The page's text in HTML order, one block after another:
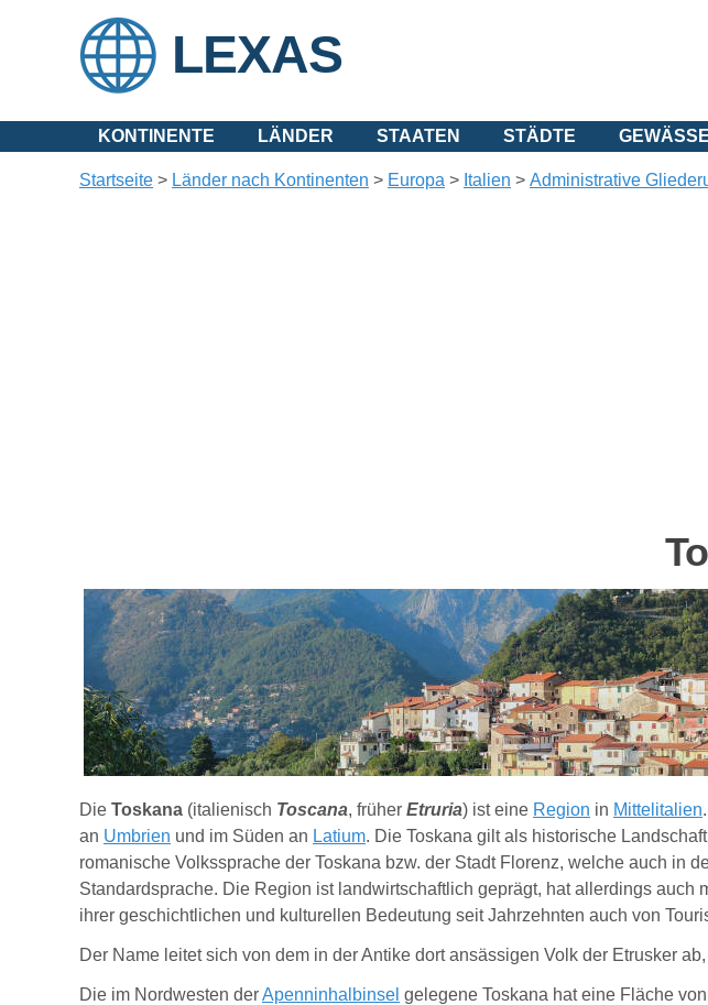
LEXAS
KONTINENTE LÄNDER STAATEN STÄDTE
Startseite > Länder nach Kontinenten > Europa > Italien > Administrative
Die Toskana (italienisch Toscana, früher Etruria) ist eine Region in Mittelitalien
an Umbrien und im Süden an Latium. Die Toskana gilt als historische
romanische Volkssprache der Toskana bzw. der Stadt Florenz, welche auch in
Standardsprache. Die Region ist landwirtschaftlich geprägt, hat allerdings
ihrer geschichtlichen und kulturellen Bedeutung seit Jahrzehnten auch von
Der Name leitet sich von dem in der Antike dort ansässigen Volk der Etrusker
Die im Nordwesten derApenninhalbinsel gelegene Toskana hat eine Fläche